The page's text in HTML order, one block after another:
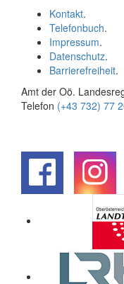
Kontakt.
Telefonbuch.
Impressum.
Datenschutz.
Barrierefreiheit.
Amt der Oö.
Telefon (+43 732) 77